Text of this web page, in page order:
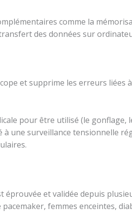
comme la
des données sur
et supprime les erreurs
pour être utilisé (le
une surveillance tensionnelle
et validée depuis
femmes enceintes,